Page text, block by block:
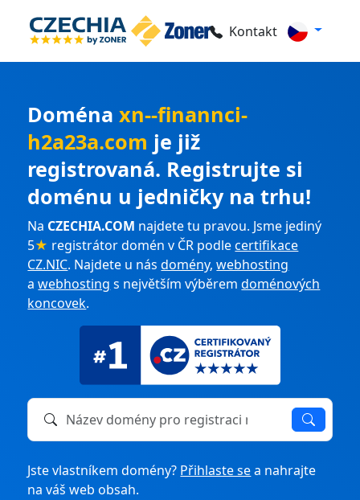
Kontakt
Doménaxn--finannci-
h2a23a.com je již
registrovaná. Registrujte si
doménu u jedničky na trhu!
Na CZECHIA.COM najdete tu pravou. Jsme jediný
5★ registrátor domén v ČR podlecertifikace
CZ.NIC. Najdete u násdomény,webhosting
awebhosting s největším výběremdoménových
koncovek.
Název domény k registraci nebo převodu
Jste vlastníkem domény? Přihlaste sea nahrajte
na váš web obsah.